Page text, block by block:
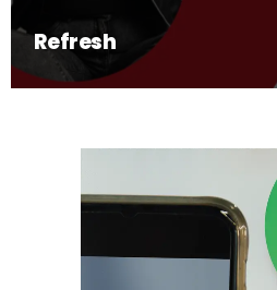
Refresh